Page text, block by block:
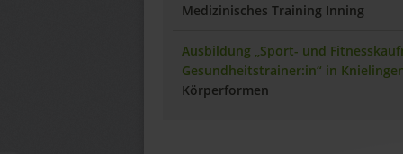
Medizinisches Training Inning
Ausbildung „Sport- und
Gesundheitstrainer:in“ in
Körperformen